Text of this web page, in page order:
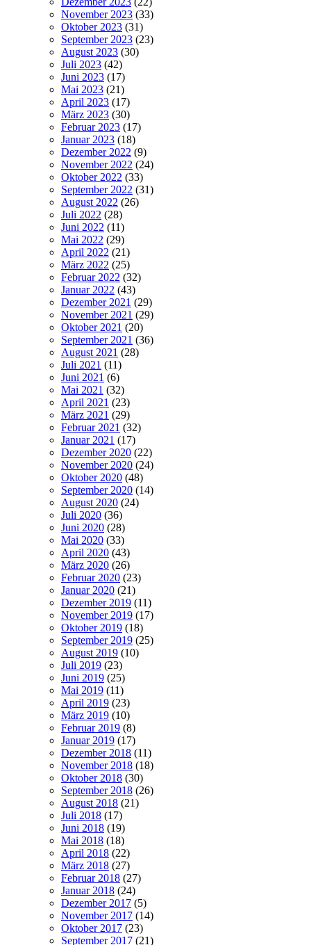
November 2023 (33)
Oktober 2023 (31)
September 2023 (23)
August 2023 (30)
Juli 2023 (42)
Juni 2023 (17)
Mai 2023 (21)
April 2023 (17)
März 2023 (30)
Februar 2023 (17)
Januar 2023 (18)
Dezember 2022 (9)
November 2022 (24)
Oktober 2022 (33)
September 2022 (31)
August 2022 (26)
Juli 2022 (28)
Juni 2022 (11)
Mai 2022 (29)
April 2022 (21)
März 2022 (25)
Februar 2022 (32)
Januar 2022 (43)
Dezember 2021 (29)
November 2021 (29)
Oktober 2021 (20)
September 2021 (36)
August 2021 (28)
Juli 2021 (11)
Juni 2021 (6)
Mai 2021 (32)
April 2021 (23)
März 2021 (29)
Februar 2021 (32)
Januar 2021 (17)
Dezember 2020 (22)
November 2020 (24)
Oktober 2020 (48)
September 2020 (14)
August 2020 (24)
Juli 2020 (36)
Juni 2020 (28)
Mai 2020 (33)
April 2020 (43)
März 2020 (26)
Februar 2020 (23)
Januar 2020 (21)
Dezember 2019 (11)
November 2019 (17)
Oktober 2019 (18)
September 2019 (25)
August 2019 (10)
Juli 2019 (23)
Juni 2019 (25)
Mai 2019 (11)
April 2019 (23)
März 2019 (10)
Februar 2019 (8)
Januar 2019 (17)
Dezember 2018 (11)
November 2018 (18)
Oktober 2018 (30)
September 2018 (26)
August 2018 (21)
Juli 2018 (17)
Juni 2018 (19)
Mai 2018 (18)
April 2018 (22)
März 2018 (27)
Februar 2018 (27)
Januar 2018 (24)
Dezember 2017 (5)
November 2017 (14)
Oktober 2017 (23)
September 2017 (21)